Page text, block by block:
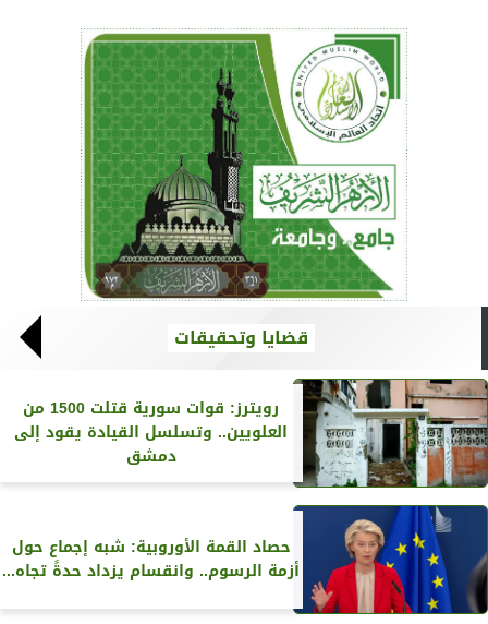
قضايا وتحقيقات
رويترز‏: قوات سورية قتلت 1500 من
العلويين.. وتسلسل القيادة يقود إلى
دمشق
حصاد القمة الأوروبية: شبه إجماع حول
أزمة الرسوم.. وانقسام يزداد حدةً تجاه...